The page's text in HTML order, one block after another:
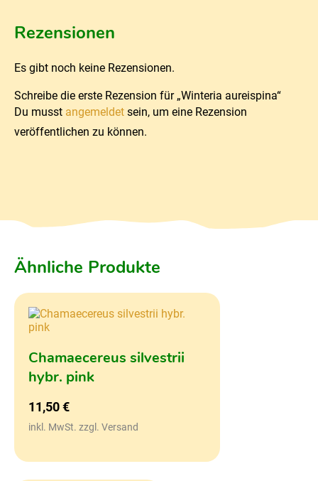
Rezensionen
Es gibt noch keine Rezensionen.
Schreibe die erste Rezension für „Winteria aureispina“
Du musst angemeldet sein, um eine Rezension
veröffentlichen zu können.
Ähnliche Produkte
Chamaecereus silvestrii
hybr. pink
11,50€
inkl. MwSt. zzgl. Versand